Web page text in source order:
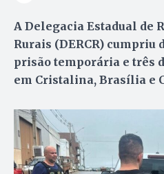
A Delegacia Estadual de
Rurais (DERCR) cumpriu
prisão temporária e três
em Cristalina, Brasília e